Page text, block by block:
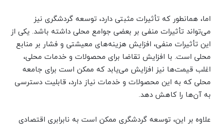
اما، همانطور که تأثیرات مثبتی دارد، توسعه گردشگری نیز
می‌تواند تأثیرات منفی بر بعضی جوامع محلی داشته باشد. یکی از
این تأثیرات منفی، افزایش هزینه‌های معیشتی و فشار بر منابع
محلی است. با افزایش تقاضا برای محصولات و خدمات محلی،
اغلب قیمت‌ها نیز افزایش می‌یابد که ممکن است برای جامعه
محلی که به این محصولات و خدمات نیاز دارد، قابلیت دسترسی
به آن‌ها را کاهش دهد.
علاوه بر این، توسعه گردشگری ممکن است به نابرابری اقتصادی